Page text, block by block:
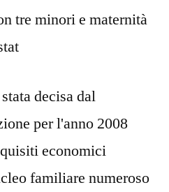
tre minori e maternità
decisa dal
per l'anno 2008
economici
familiare numeroso